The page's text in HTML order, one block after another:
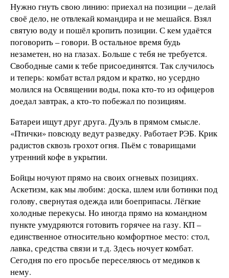
Нужно гнуть свою линию: приехал на позиции – делай
своё дело, не отвлекай командира и не мешайся. Взял
святую воду и пошёл кропить позиции. С кем удаётся
поговорить – говори. В остальное время будь
незаметен, но на глазах. Больше с тебя не требуется.
Свободные сами к тебе присоединятся. Так случилось
и теперь: комбат встал рядом и кратко, но усердно
молился на Освящении воды, пока кто-то из офицеров
доедал завтрак, а кто-то побежал по позициям.
Батареи ищут друг друга. Дуэль в прямом смысле.
«Птички» повсюду ведут разведку. Работает РЭБ. Крик
радистов сквозь грохот огня. Пьём с товарищами
утренний кофе в укрытии.
Бойцы ночуют прямо на своих огневых позициях.
Аскетизм, как мы любим: доска, шлем или ботинки под
голову, свернутая одежда или боеприпасы. Лёгкие
холодные перекусы. Но иногда прямо на командном
пункте умудряются готовить горячее на газу. КП –
единственное относительно комфортное место: стол,
лавка, средства связи и т.д. Здесь ночует комбат.
Сегодня по его просьбе переселяюсь от медиков к
нему.